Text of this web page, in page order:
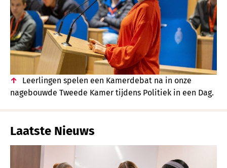
Leerlingen spelen een Kamerdebat na in onze
nagebouwde Tweede Kamer tijdens Politiek in een Dag.
Laatste Nieuws